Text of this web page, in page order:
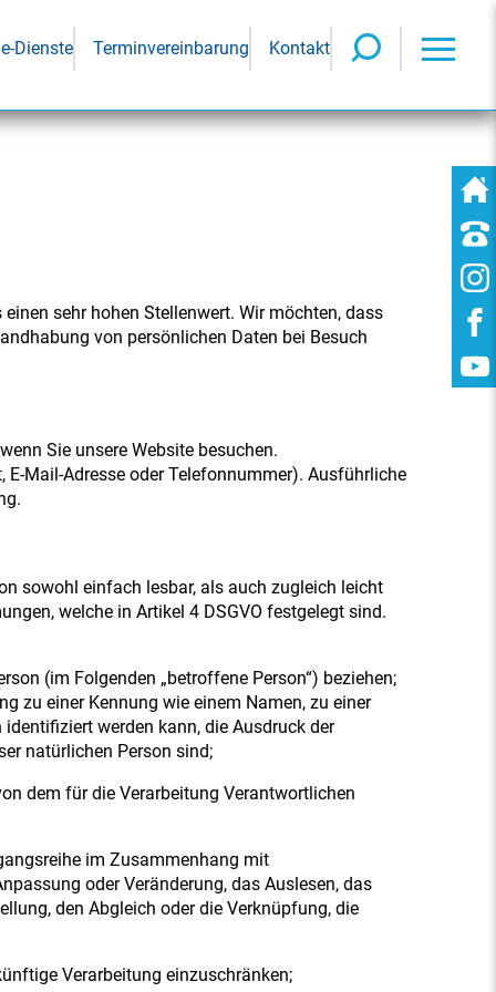
Dienste Terminvereinbarung Kontakt
sehr hohen Stellenwert. Wir möchten, dass
von persönlichen Daten bei Besuch
Sie unsere Website besuchen.
Mail-Adresse oder Telefonnummer). Ausführliche
sowohl einfach lesbar, als auch zugleich leicht
welche in Artikel 4 DSGVO festgelegt sind.
(im Folgenden „betroffene Person“) beziehen;
zu einer Kennung wie einem Namen, zu einer
werden kann, die Ausdruck der
natürlichen Person sind;
dem für die Verarbeitung Verantwortlichen
im Zusammenhang mit
oder Veränderung, das Auslesen, das
den Abgleich oder die Verknüpfung, die
Verarbeitung einzuschränken;